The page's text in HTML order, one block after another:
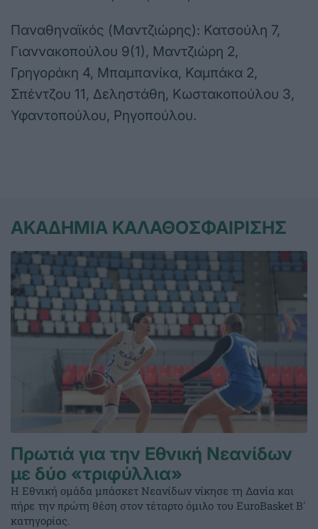
Παναθηναϊκός (Μαντζιώρης): Κατσούλη 7,
Γιαννακοπούλου 9(1), Μαντζιώρη 2,
Γρηγοράκη 4, Μπαμπανίκα, Καμπάκα 2,
Σπέντζου 11, Δεληστάθη, Κωστακοπούλου 3,
Υφαντοπούλου, Ρηγοπούλου.
ΑΚΑΔΗΜΙΑ ΚΑΛΑΘΟΣΦΑΙΡΙΣΗΣ
Πρωτιά για την Εθνική Νεανίδων
με δύο «τριφύλλια»
Η Εθνική ομάδα μπάσκετ Νεανίδων νίκησε τη Δανία και
πήρε την πρώτη θέση στον τέταρτο όμιλο του EuroBasket Β'
κατηγορίας.